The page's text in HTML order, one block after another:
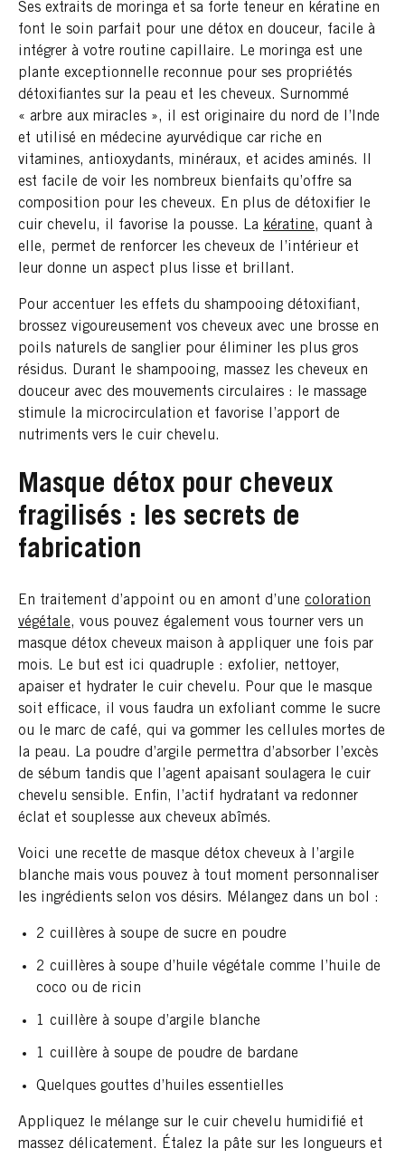
Ses extraits de moringa et sa forte teneur en kératine en
font le soin parfait pour une détox en douceur, facile à
intégrer à votre routine capillaire. Le moringa est une
plante exceptionnelle reconnue pour ses propriétés
détoxifiantes sur la peau et les cheveux. Surnommé
« arbre aux miracles », il est originaire du nord de l’Inde
et utilisé en médecine ayurvédique car riche en
vitamines, antioxydants, minéraux, et acides aminés. Il
est facile de voir les nombreux bienfaits qu’offre sa
composition pour les cheveux. En plus de détoxifier le
cuir chevelu, il favorise la pousse. La kératine, quant à
elle, permet de renforcer les cheveux de l’intérieur et
leur donne un aspect plus lisse et brillant.
Pour accentuer les effets du shampooing détoxifiant,
brossez vigoureusement vos cheveux avec une brosse en
poils naturels de sanglier pour éliminer les plus gros
résidus. Durant le shampooing, massez les cheveux en
douceur avec des mouvements circulaires : le massage
stimule la microcirculation et favorise l’apport de
nutriments vers le cuir chevelu.
Masque détox pour cheveux
fragilisés : les secrets de
fabrication
En traitement d’appoint ou en amont d’une coloration
végétale, vous pouvez également vous tourner vers un
masque détox cheveux maison à appliquer une fois par
mois. Le but est ici quadruple : exfolier, nettoyer,
apaiser et hydrater le cuir chevelu. Pour que le masque
soit efficace, il vous faudra un exfoliant comme le sucre
ou le marc de café, qui va gommer les cellules mortes de
la peau. La poudre d’argile permettra d’absorber l’excès
de sébum tandis que l’agent apaisant soulagera le cuir
chevelu sensible. Enfin, l’actif hydratant va redonner
éclat et souplesse aux cheveux abîmés.
Voici une recette de masque détox cheveux à l’argile
blanche mais vous pouvez à tout moment personnaliser
les ingrédients selon vos désirs. Mélangez dans un bol :
2 cuillères à soupe de sucre en poudre
2 cuillères à soupe d’huile végétale comme l’huile de
coco ou de ricin
1 cuillère à soupe d’argile blanche
1 cuillère à soupe de poudre de bardane
Quelques gouttes d’huiles essentielles
Appliquez le mélange sur le cuir chevelu humidifié et
massez délicatement. Étalez la pâte sur les longueurs et